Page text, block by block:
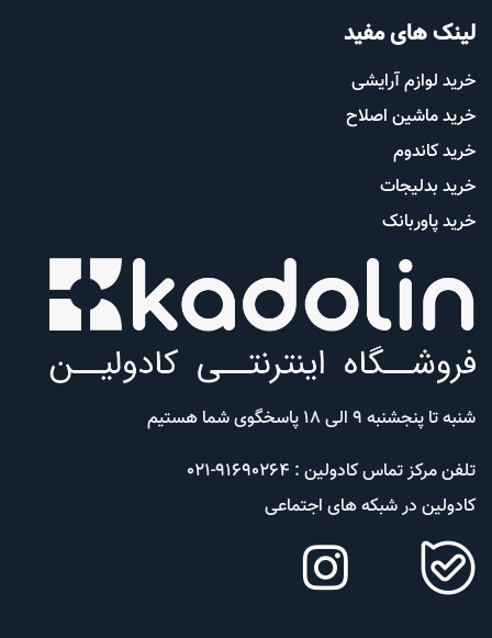
لینک های مفید
خرید لوازم آرایشی
خرید ماشین اصلاح
خرید کاندوم
خرید بدلیجات
خرید پاوربانک
شنبه تا پنجشنبه 9 الی 18 پاسخگوی شما هستیم
تلفن مرکز تماس کادولین : 91690264-021
کادولین در شبکه های اجتماعی